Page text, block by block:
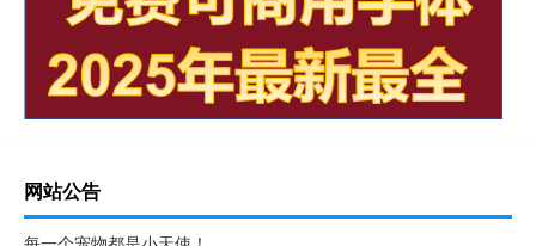
网站公告